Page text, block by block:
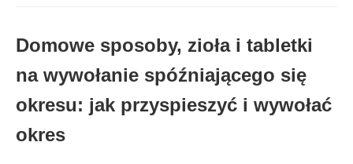
Domowe sposoby, zioła i tabletki
na wywołanie spóźniającego się
okresu: jak przyspieszyć i wywołać
okres